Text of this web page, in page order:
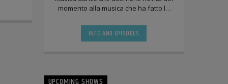
momento alla musica che ha fatto la
discoteche, radio e compilation.
INFO AND EPISODES